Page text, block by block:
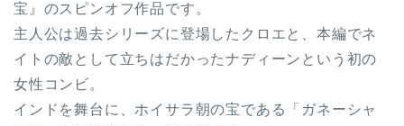
宝』のスピンオフ作品です。
主人公は過去シリーズに登場したクロエと、本編でネ
イトの敵として立ちはだかったナディーンという初の
女性コンビ。
インドを舞台に、ホイサラ朝の宝である「ガネーシャ